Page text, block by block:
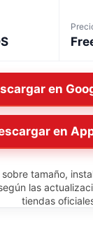
en
en
tamaño,
las
tiendas